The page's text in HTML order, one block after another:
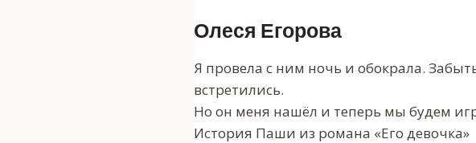
Олеся Егорова
Я провела с ним ночь и обокрала.
встретились.
Но он меня нашёл и теперь мы будем
История Паши из романа «Его девочка»